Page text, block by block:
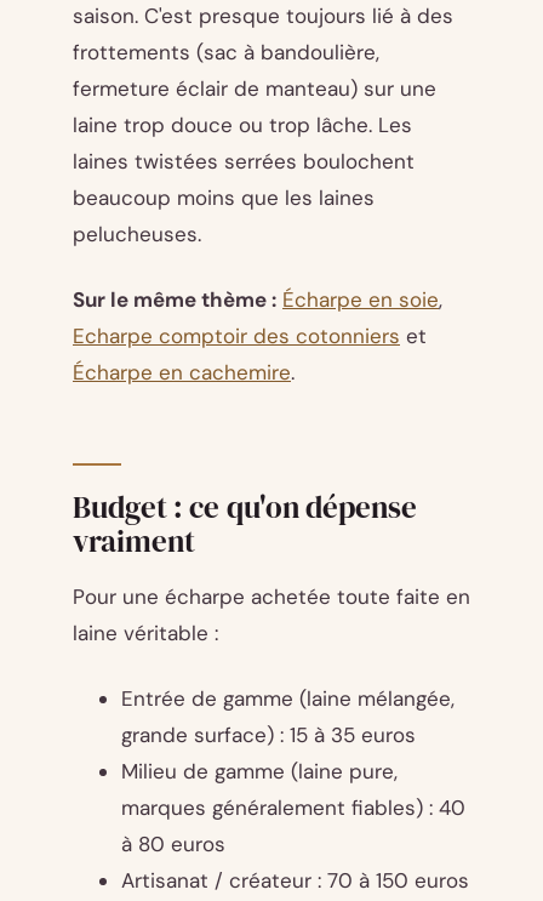
saison. C'est presque toujours lié à des
frottements (sac à bandoulière,
fermeture éclair de manteau) sur une
laine trop douce ou trop lâche. Les
laines twistées serrées boulochent
beaucoup moins que les laines
pelucheuses.
Sur le même thème : Écharpe en soie,
Echarpe comptoir des cotonniers et
Écharpe en cachemire.
Budget : ce qu'on dépense
vraiment
Pour une écharpe achetée toute faite en
laine véritable :
Entrée de gamme (laine mélangée,
grande surface) : 15 à 35 euros
Milieu de gamme (laine pure,
marques généralement fiables) : 40
à 80 euros
Artisanat / créateur : 70 à 150 euros